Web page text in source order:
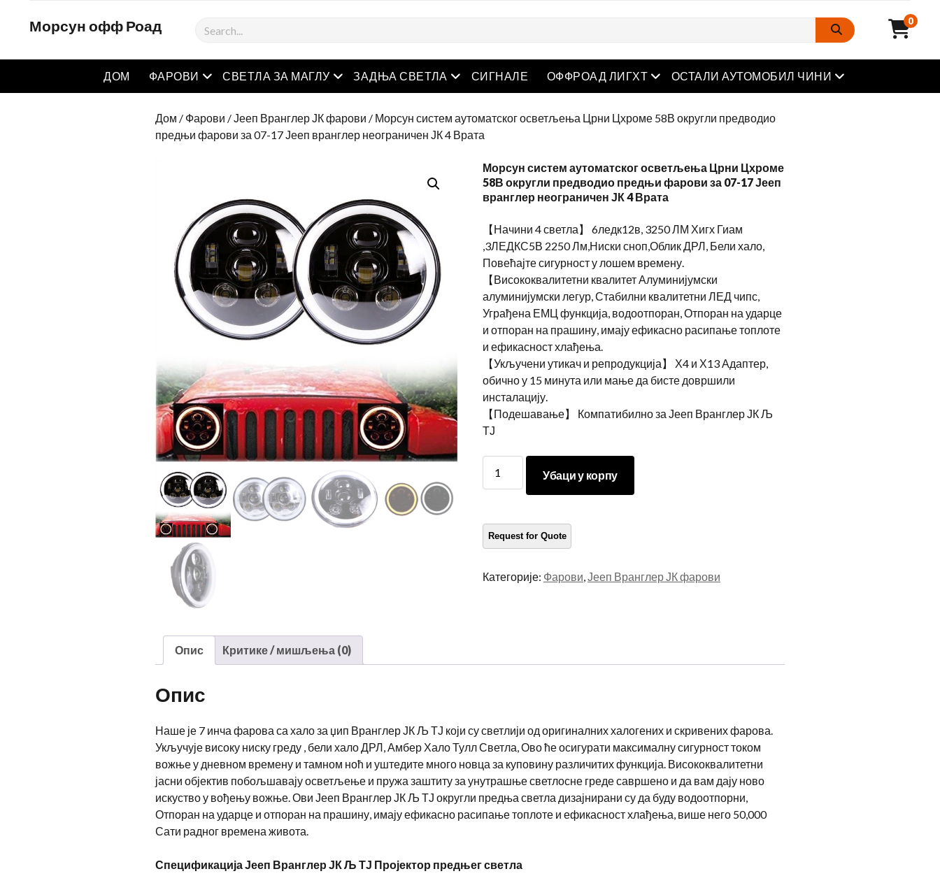
Морсун офф Роад Тражити 0
ДОМ ФАРОВИ отворен мени
СВЕТЛА ЗА МАГЛУ отворен мени
ЗАДЊА СВЕТЛА отворен мени
СИГНАЛЕ ОФФРОАД ЛИГХТ отворен мени
ОСТАЛИ АУТОМОБИЛ ЧИНИ отворен мени
Дом / Фарови /Јееп Вранглер ЈК фарови / Морсун систем аутоматског осветљења Црни Цхроме 58В округли предводио
предњи фарови за 07-17 Јееп вранглер неограничен ЈК 4 Врата
Морсун систем аутоматског осветљења Црни Цхроме
58В округли предводио предњи фарови за 07-17 Јееп
вранглер неограничен ЈК 4 Врата
【Начини 4 светла】 6ледк12в, 3250 ЛМ Хигх Гиам
,3ЛЕДКС5В 2250 Лм,Ниски сноп,Облик ДРЛ, Бели хало,
Повећајте сигурност у лошем времену.
【Висококвалитетни квалитет Алуминијумски
алуминијумски легур, Стабилни квалитетни ЛЕД чипс,
Уграђена ЕМЦ функција, водоотпоран, Отпоран на ударце
и отпоран на прашину, имају ефикасно расипање топлоте
и ефикасност хлађења.
【Укључени утикач и репродукција】 Х4 и Х13 Адаптер,
обично у 15 минута или мање да бисте довршили
инсталацију.
【Подешавање】 Компатибилно за Јееп Вранглер ЈК Љ
ТЈ
систем
аутоматског
Црни
Цхроме
округли
07-
неограничен
ЈК
4
Врата
количина
Убаци у корпу
Категорије: Фарови,Јееп Вранглер ЈК фарови
Опис Критике / мишљења (0)
Опис
Наше је 7 инча фарова са хало за џип Вранглер ЈК Љ ТЈ који су светлији од оригиналних халогених и скривених фарова.
Укључује високу ниску греду , бели хало ДРЛ, Амбер Хало Тулл Светла, Ово ће осигурати максималну сигурност током
вожње у дневном времену и тамном ноћ и уштедите много новца за куповину различитих функција. Висококвалитетни
јасни објектив побољшавају осветљење и пружа заштиту за унутрашње светлосне греде савршено и да вам дају ново
искуство у вођењу вожње. Ови Јееп Вранглер ЈК Љ ТЈ округли предња светла дизајнирани су да буду водоотпорни,
Отпоран на ударце и отпоран на прашину, имају ефикасно расипање топлоте и ефикасност хлађења, више него 50,000
Сати радног времена живота.
Спецификација Јееп Вранглер ЈК Љ ТЈ Пројектор предњег светла